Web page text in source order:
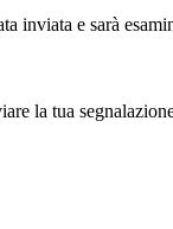
inviata e sarà
la tua